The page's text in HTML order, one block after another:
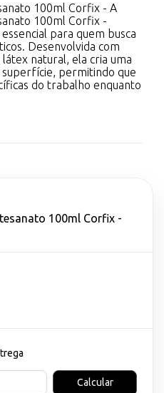
100ml Corfix - A
100ml Corfix -
para quem busca
Desenvolvida com
natural, ela cria uma
permitindo que
do trabalho enquanto
100ml Corfix -
Calcular